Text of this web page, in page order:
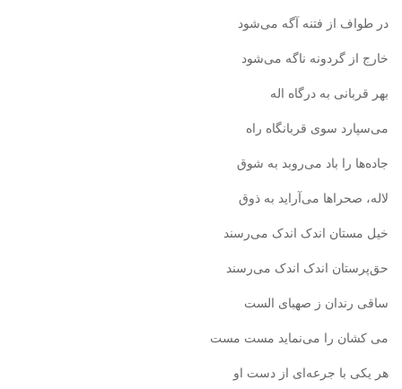
در طواف از فتنه آگه می‌شود
خارج از گردونه ناگه می‌شود
بهر قربانی به درگاه اله
می‌سپارد سوی قربانگاه راه
جاده‌ها را باد می‌روبد به شوق
لاله، صحراها می‌آراید به ذوق
خیل مستان اندک اندک می‌رسند
حق‌پرستان اندک اندک می‌رسند
ساقی رندان ز صهبای الست
می ‌کشان را می‌نماید مست مست
هر یکی با جرعه‌ای از دست او